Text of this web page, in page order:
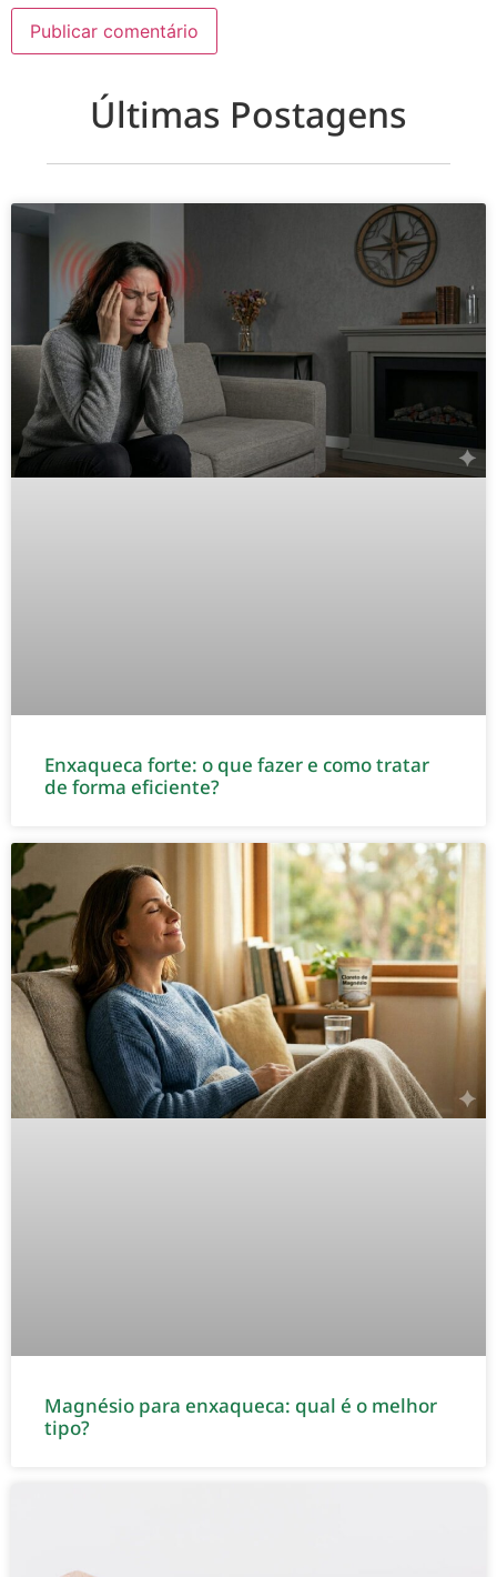
Últimas Postagens
Enxaqueca forte: o que fazer e como tratar
de forma eficiente?
Magnésio para enxaqueca: qual é o melhor
tipo?